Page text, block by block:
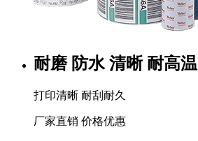
耐磨 防水 清晰 耐高温
打印清晰 耐刮耐久
厂家直销 价格优惠